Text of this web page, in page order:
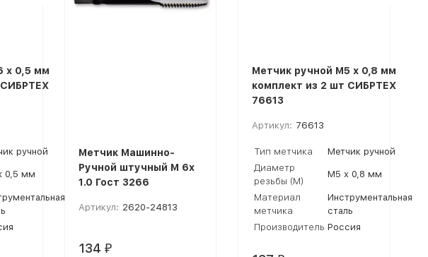
х 0,5 мм
СИБРТЕХ
ручной
0,5 мм
Метчик Машинно-
Ручной штучный M 6x
1.0 Гост 3266
Артикул: 2620-24813
134 ₽
Метчик ручной М5 х 0,8 мм
комплект из 2 шт СИБРТЕХ
76613
Артикул: 76613
Тип метчика
Метчик ручной
Диаметр
резьбы (М)
М5 х 0,8 мм
Материал
метчика
Инструментальная
сталь
Производитель Россия